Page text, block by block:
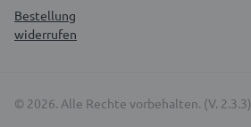
Bestellung
widerrufen
© 2026. Alle Rechte vorbehalten. (V. 2.3.3)